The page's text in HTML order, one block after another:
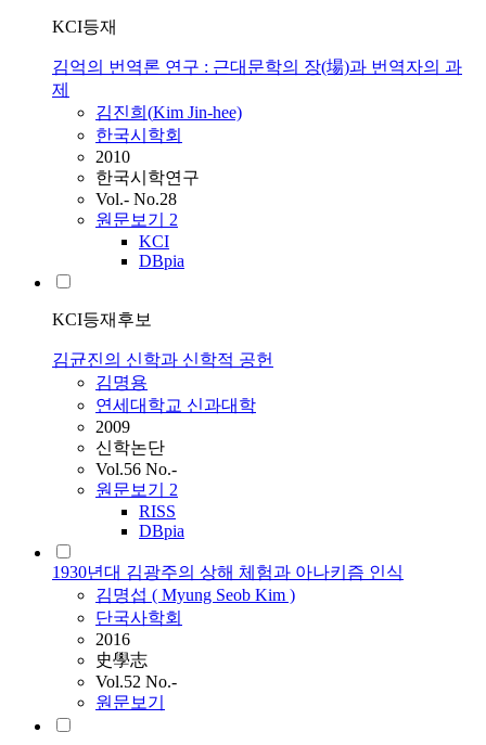
KCI등재
김억의 번역론 연구 : 근대문학의 장(場)과 번역자의 과
제
김진희(Kim Jin-hee)
한국시학회
2010
한국시학연구
Vol.- No.28
원문보기 2
KCI
DBpia
KCI등재후보
김균진의 신학과 신학적 공헌
김명용
연세대학교 신과대학
2009
신학논단
Vol.56 No.-
원문보기 2
RISS
DBpia
1930년대 김광주의 상해 체험과 아나키즘 인식
김명섭 ( Myung Seob Kim )
단국사학회
2016
史學志
Vol.52 No.-
원문보기